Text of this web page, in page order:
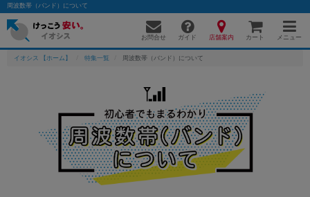
周波数帯（バンド）について
お問合せ ガイド 店舗案内 カート メニュー
イオシス 【ホーム】 特集一覧 周波数帯（バンド）について
かんたんパソコン検索に切り替える
フリーワード